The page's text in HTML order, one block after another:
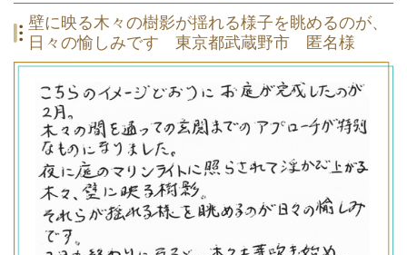
壁に映る木々の樹影が揺れる様子を眺めるのが、
日々の愉しみです 東京都武蔵野市 匿名様